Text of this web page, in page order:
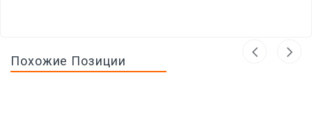
Похожие Позиции